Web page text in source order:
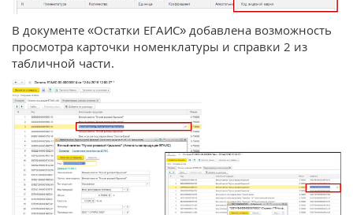
В документе «Остатки ЕГАИС» добавлена возможность
просмотра карточки номенклатуры и справки 2 из
табличной части.